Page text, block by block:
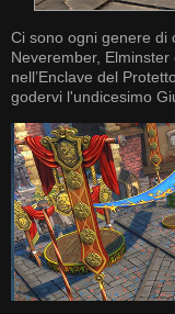
Ci sono ogni genere di
Neverember,
nell’Enclave del
godervi l'undicesimo